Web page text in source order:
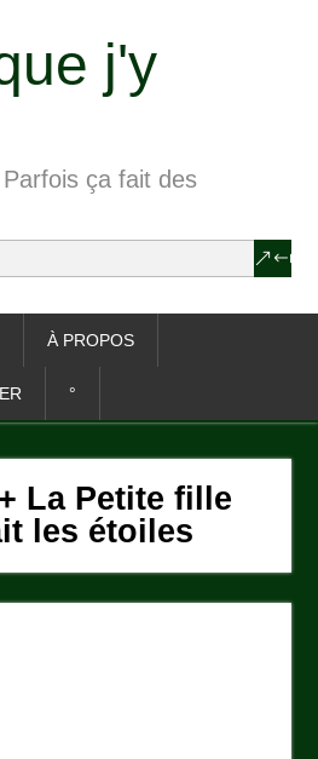
j'y
ça fait des
À PROPOS
°
La Petite fille
les étoiles